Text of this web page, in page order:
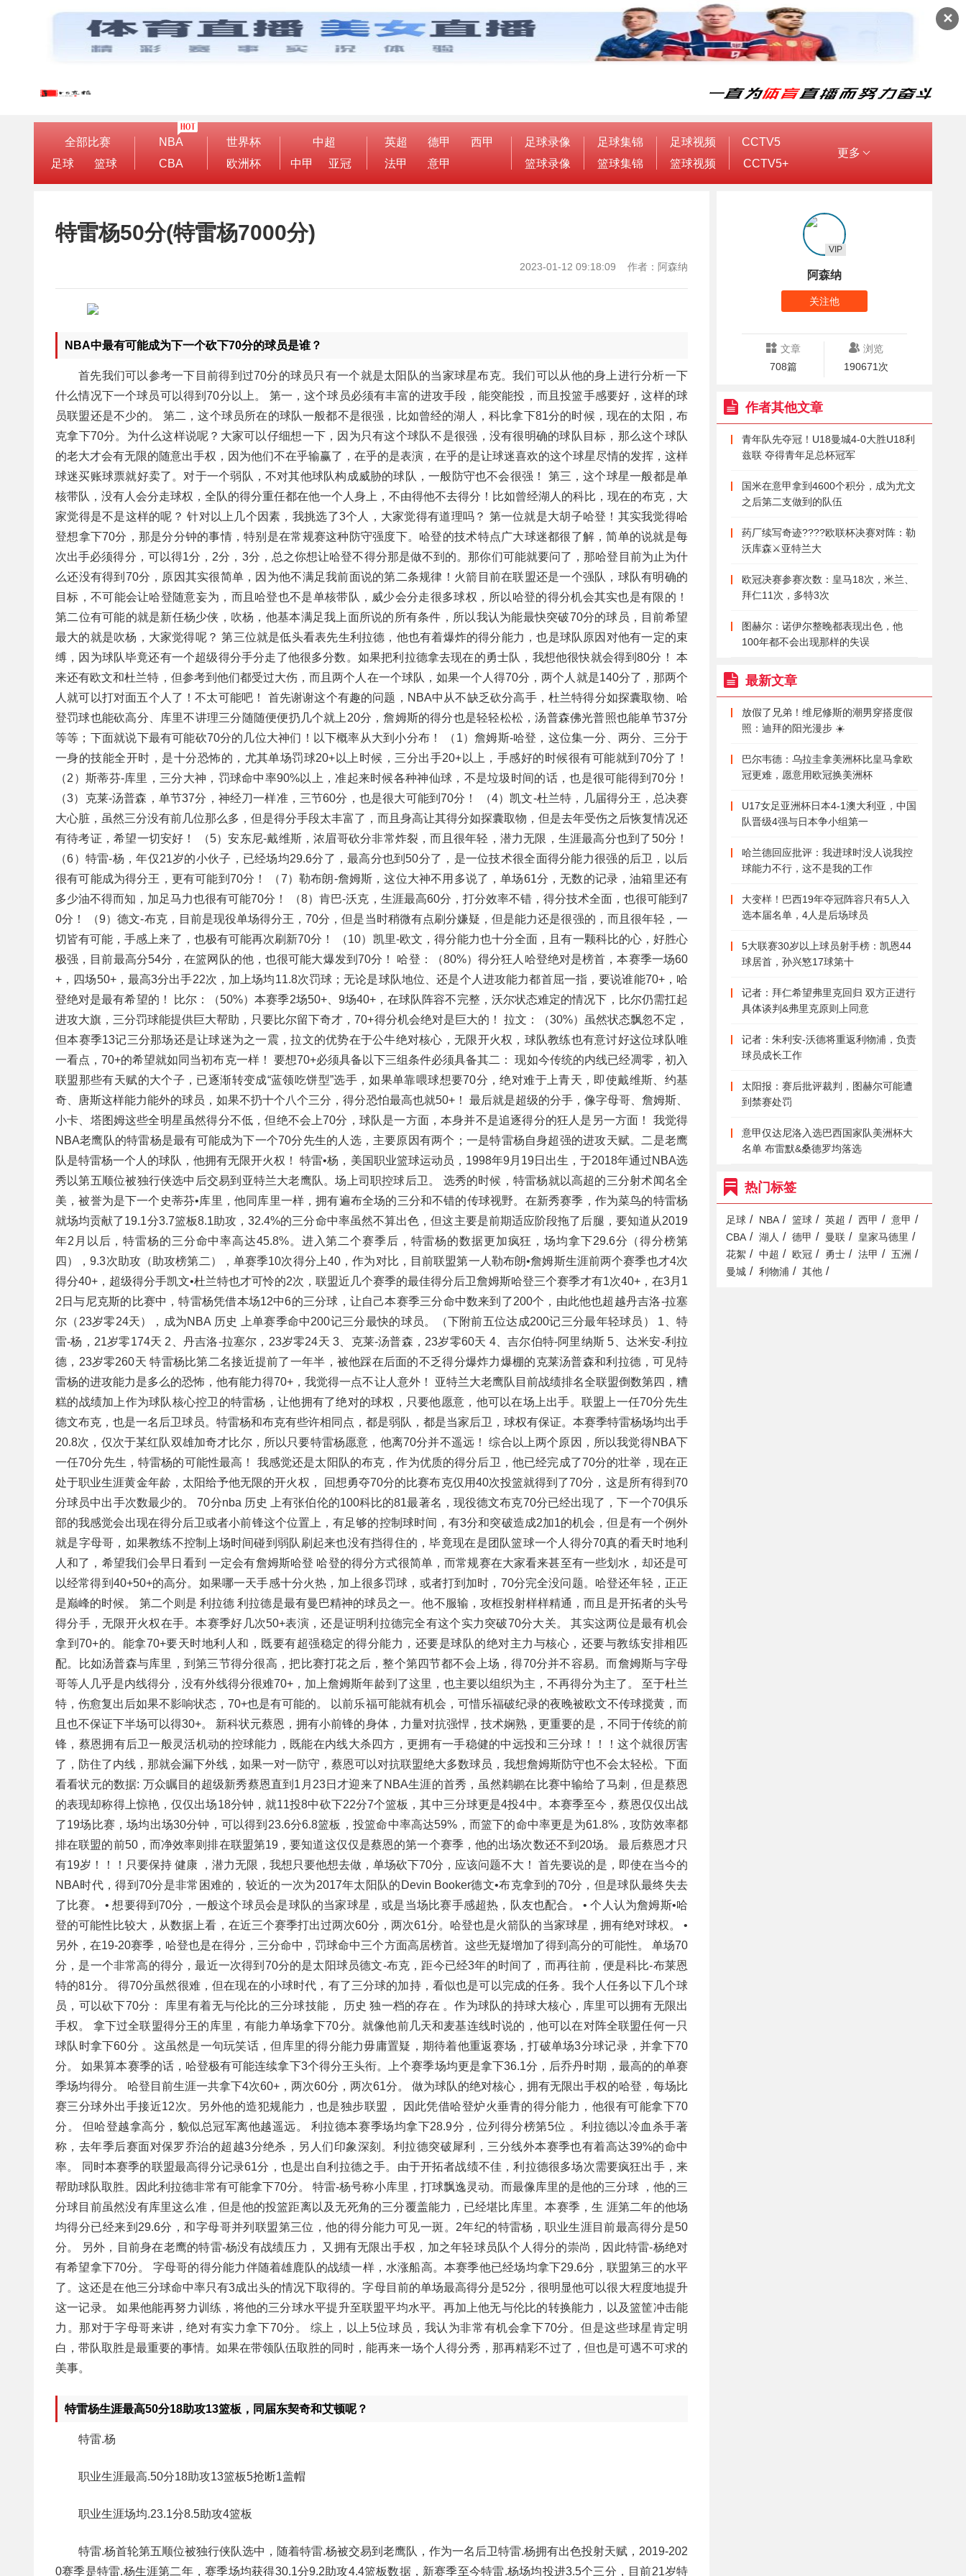
✕
全部比赛
足球
篮球
NBA
CBA
世界杯
欧洲杯
中超
中甲
亚冠
英超 德甲
西甲
法甲
意甲
足球录像
篮球录像
足球集锦
篮球集锦
足球视频
篮球视频
CCTV5
CCTV5+
更多
特雷杨50分(特雷杨7000分)
2023-01-12 09:18:09 作者：阿森纳
NBA中最有可能成为下一个砍下70分的球员是谁？
首先我们可以参考一下目前得到过70分的球员只有一个就是太阳队的当家球星布克。我们可以从他的身上进行分析一下
什么情况下一个球员可以得到70分以上。 第一，这个球员必须有丰富的进攻手段，能突能投，而且投篮手感要好，这样的球
员联盟还是不少的。 第二，这个球员所在的球队一般都不是很强，比如曾经的湖人，科比拿下81分的时候，现在的太阳，布
克拿下70分。为什么这样说呢？大家可以仔细想一下，因为只有这个球队不是很强，没有很明确的球队目标，那么这个球队
的老大才会有无限的随意出手权，因为他们不在乎输赢了，在乎的是表演，在乎的是让球迷喜欢的这个球星尽情的发挥，这样
球迷买账球票就好卖了。对于一个弱队，不对其他球队构成威胁的球队，一般防守也不会很强！ 第三，这个球星一般都是单
核带队，没有人会分走球权，全队的得分重任都在他一个人身上，不由得他不去得分！比如曾经湖人的科比，现在的布克，大
家觉得是不是这样的呢？ 针对以上几个因素，我挑选了3个人，大家觉得有道理吗？ 第一位就是大胡子哈登！其实我觉得哈
登想拿下70分，那是分分钟的事情，特别是在常规赛这种防守强度下。哈登的技术特点广大球迷都很了解，简单的说就是每
次出手必须得分，可以得1分，2分，3分，总之你想让哈登不得分那是做不到的。那你们可能就要问了，那哈登目前为止为什
么还没有得到70分，原因其实很简单，因为他不满足我前面说的第二条规律！火箭目前在联盟还是一个强队，球队有明确的
目标，不可能会让哈登随意妄为，而且哈登也不是单核带队，威少会分走很多球权，所以哈登的得分机会其实也是有限的！
第二位有可能的就是新任杨少侠，吹杨，他基本满足我上面所说的所有条件，所以我认为能最快突破70分的球员，目前希望
最大的就是吹杨，大家觉得呢？ 第三位就是低头看表先生利拉德，他也有着爆炸的得分能力，也是球队原因对他有一定的束
缚，因为球队毕竟还有一个超级得分手分走了他很多分数。如果把利拉德拿去现在的勇士队，我想他很快就会得到80分！ 本
来还有欧文和杜兰特，但参考到他们都受过大伤，而且两个人在一个球队，如果一个人得70分，两个人就是140分了，那两个
人就可以打对面五个人了！不太可能吧！ 首先谢谢这个有趣的问题，NBA中从不缺乏砍分高手，杜兰特得分如探囊取物、哈
登罚球也能砍高分、库里不讲理三分随随便便扔几个就上20分，詹姆斯的得分也是轻轻松松，汤普森佛光普照也能单节37分
等等；下面就说下最有可能砍70分的几位大神们！以下概率从大到小分布！ （1）詹姆斯-哈登，这位集一分、两分、三分于
一身的技能全开时，是十分恐怖的，尤其单场罚球20+以上时候，三分出手20+以上，手感好的时候很有可能就到70分了！
（2）斯蒂芬-库里，三分大神，罚球命中率90%以上，准起来时候各种神仙球，不是垃圾时间的话，也是很可能得到70分！
（3）克莱-汤普森，单节37分，神经刀一样准，三节60分，也是很大可能到70分！ （4）凯文-杜兰特，几届得分王，总决赛
大心脏，虽然三分没有前几位那么多，但是得分手段太丰富了，而且身高让其得分如探囊取物，但是去年受伤之后恢复情况还
有待考证，希望一切安好！ （5）安东尼-戴维斯，浓眉哥砍分非常炸裂，而且很年轻，潜力无限，生涯最高分也到了50分！
（6）特雷-杨，年仅21岁的小伙子，已经场均29.6分了，最高分也到50分了，是一位技术很全面得分能力很强的后卫，以后
很有可能成为得分王，更有可能到70分！ （7）勒布朗-詹姆斯，这位大神不用多说了，单场61分，无数的记录，油箱里还有
多少油不得而知，加足马力也很有可能70分！ （8）肯巴-沃克，生涯最高60分，打分效率不错，得分技术全面，也很可能到7
0分！ （9）德文-布克，目前是现役单场得分王，70分，但是当时稍微有点刷分嫌疑，但是能力还是很强的，而且很年轻，一
切皆有可能，手感上来了，也极有可能再次刷新70分！ （10）凯里-欧文，得分能力也十分全面，且有一颗科比的心，好胜心
极强，目前最高分54分，在篮网队的他，也很可能大爆发到70分！ 哈登：（80%）得分狂人哈登绝对是榜首，本赛季一场60
+，四场50+，最高3分出手22次，加上场均11.8次罚球；无论是球队地位、还是个人进攻能力都首屈一指，要说谁能70+，哈
登绝对是最有希望的！ 比尔：（50%）本赛季2场50+、9场40+，在球队阵容不完整，沃尔状态难定的情况下，比尔仍需扛起
进攻大旗，三分罚球能提供巨大帮助，只要比尔留下奇才，70+得分机会绝对是巨大的！ 拉文：（30%）虽然状态飘忽不定，
但本赛季13记三分那场还是让球迷为之一震，拉文的优势在于公牛绝对核心，无限开火权，球队教练也有意讨好这位球队唯
一看点，70+的希望就如同当初布克一样！ 要想70+必须具备以下三组条件必须具备其二： 现如今传统的内线已经凋零，初入
联盟那些有天赋的大个子，已逐渐转变成“蓝领吃饼型”选手，如果单靠喂球想要70分，绝对难于上青天，即使戴维斯、约基
奇、唐斯这样能力能外的球员，如果不扔十个八个三分，得分恐怕最高也就50+！ 最后就是超级的分手，像字母哥、詹姆斯、
小卡、塔图姆这些全明星虽然得分不低，但绝不会上70分，球队是一方面，本身并不是追逐得分的狂人是另一方面！ 我觉得
NBA老鹰队的特雷杨是最有可能成为下一个70分先生的人选，主要原因有两个；一是特雷杨自身超强的进攻天赋。二是老鹰
队是特雷杨一个人的球队，他拥有无限开火权！ 特雷•杨，美国职业篮球运动员，1998年9月19日出生，于2018年通过NBA选
秀以第五顺位被独行侠选中后交易到亚特兰大老鹰队。场上司职控球后卫。 选秀的时候，特雷杨就以高超的三分射术闻名全
美，被誉为是下一个史蒂芬•库里，他同库里一样，拥有遍布全场的三分和不错的传球视野。在新秀赛季，作为菜鸟的特雷杨
就场均贡献了19.1分3.7篮板8.1助攻，32.4%的三分命中率虽然不算出色，但这主要是前期适应阶段拖了后腿，要知道从2019
年2月以后，特雷杨的三分命中率高达45.8%。进入第二个赛季后，特雷杨的数据更加疯狂，场均拿下29.6分（得分榜第
四），9.3次助攻（助攻榜第二），单赛季10次得分上40，作为对比，目前联盟第一人勒布朗•詹姆斯生涯前两个赛季也才4次
得分40+，超级得分手凯文•杜兰特也才可怜的2次，联盟近几个赛季的最佳得分后卫詹姆斯哈登三个赛季才有1次40+，在3月1
2日与尼克斯的比赛中，特雷杨凭借本场12中6的三分球，让自己本赛季三分命中数来到了200个，由此他也超越丹吉洛-拉塞
尔（23岁零24天），成为NBA 历史 上单赛季命中200记三分最快的球员。（下附前五位达成200记三分最年轻球员） 1、特
雷-杨，21岁零174天 2、丹吉洛-拉塞尔，23岁零24天 3、克莱-汤普森，23岁零60天 4、吉尔伯特-阿里纳斯 5、达米安-利拉
德，23岁零260天 特雷杨比第二名接近提前了一年半，被他踩在后面的不乏得分爆炸力爆棚的克莱汤普森和利拉德，可见特
雷杨的进攻能力是多么的恐怖，他有能力得70+，我觉得一点不让人意外！ 亚特兰大老鹰队目前战绩排名全联盟倒数第四，糟
糕的战绩加上作为球队核心控卫的特雷杨，让他拥有了绝对的球权，只要他愿意，他可以在场上出手。联盟上一任70分先生
德文布克，也是一名后卫球员。特雷杨和布克有些许相同点，都是弱队，都是当家后卫，球权有保证。本赛季特雷杨场均出手
20.8次，仅次于某红队双雄加奇才比尔，所以只要特雷杨愿意，他离70分并不遥远！ 综合以上两个原因，所以我觉得NBA下
一任70分先生，特雷杨的可能性最高！ 我感觉还是太阳队的布克，作为优质的得分后卫，他已经完成了70分的壮举，现在正
处于职业生涯黄金年龄，太阳给予他无限的开火权， 回想勇夺70分的比赛布克仅用40次投篮就得到了70分，这是所有得到70
分球员中出手次数最少的。 70分nba 历史 上有张伯伦的100科比的81最著名，现役德文布克70分已经出现了，下一个70俱乐
部的我感觉会出现在得分后卫或者小前锋这个位置上，有足够的控制球时间，有3分和突破造成2加1的机会，但是有一个例外
就是字母哥，如果教练不控制上场时间碰到弱队刷起来也没有挡得住的，毕竟现在是团队篮球一个人得分70真的看天时地利
人和了，希望我们会早日看到 一定会有詹姆斯哈登 哈登的得分方式很简单，而常规赛在大家看来甚至有一些划水，却还是可
以经常得到40+50+的高分。如果哪一天手感十分火热，加上很多罚球，或者打到加时，70分完全没问题。哈登还年轻，正正
是巅峰的时候。 第二个则是 利拉德 利拉德是最有曼巴精神的球员之一。他不服输，攻框投射样样精通，而且是开拓者的头号
得分手，无限开火权在手。本赛季好几次50+表演，还是证明利拉德完全有这个实力突破70分大关。 其实这两位是最有机会
拿到70+的。能拿70+要天时地利人和，既要有超强稳定的得分能力，还要是球队的绝对主力与核心，还要与教练安排相匹
配。比如汤普森与库里，到第三节得分很高，把比赛打花之后，整个第四节都不会上场，得70分并不容易。而詹姆斯与字母
哥等人几乎是内线得分，没有外线得分很难70+，加上詹姆斯年龄到了这里，也主要以组织为主，不再得分为主了。 至于杜兰
特，伤愈复出后如果不影响状态，70+也是有可能的。 以前乐福可能就有机会，可惜乐福破纪录的夜晚被欧文不传球搅黄，而
且也不保证下半场可以得30+。 新科状元蔡恩，拥有小前锋的身体，力量对抗强悍，技术娴熟，更重要的是，不同于传统的前
锋，蔡恩拥有后卫一般灵活机动的控球能力，既能在内线大杀四方，更拥有一手稳健的中远投和三分球！！！这个就很厉害
了，防住了内线，那就会漏下外线，如果一对一防守，蔡恩可以对抗联盟绝大多数球员，我想詹姆斯防守也不会太轻松。下面
看看状元的数据: 万众瞩目的超级新秀蔡恩直到1月23日才迎来了NBA生涯的首秀，虽然鹈鹕在比赛中输给了马刺，但是蔡恩
的表现却称得上惊艳，仅仅出场18分钟，就11投8中砍下22分7个篮板，其中三分球更是4投4中。本赛季至今，蔡恩仅仅出战
了19场比赛，场均出场30分钟，可以得到23.6分6.8篮板，投篮命中率高达59%，而篮下的命中率更是为61.8%，攻防效率都
排在联盟的前50，而净效率则排在联盟第19，要知道这仅仅是蔡恩的第一个赛季，他的出场次数还不到20场。 最后蔡恩才只
有19岁！！！只要保持 健康 ，潜力无限，我想只要他想去做，单场砍下70分，应该问题不大！ 首先要说的是，即使在当今的
NBA时代，得到70分是非常困难的，较近的一次为2017年太阳队的Devin Booker德文•布克拿到的70分，但是球队最终失去
了比赛。 • 想要得到70分，一般这个球员会是球队的当家球星，或是当场比赛手感超热，队友也配合。 • 个人认为詹姆斯•哈
登的可能性比较大，从数据上看，在近三个赛季打出过两次60分，两次61分。哈登也是火箭队的当家球星，拥有绝对球权。 •
另外，在19-20赛季，哈登也是在得分，三分命中，罚球命中三个方面高居榜首。这些无疑增加了得到高分的可能性。 单场70
分，是一个非常高的得分，最近一次得到70分的是太阳球员德文-布克，距今已经3年的时间了，而再往前，便是科比-布莱恩
特的81分。 得70分虽然很难，但在现在的小球时代，有了三分球的加持，看似也是可以完成的任务。我个人任务以下几个球
员，可以砍下70分： 库里有着无与伦比的三分球技能， 历史 独一档的存在 。作为球队的持球大核心，库里可以拥有无限出
手权。 拿下过全联盟得分王的库里，有能力单场拿下70分。就像他前几天和麦基连线时说的，他可以在对阵全联盟任何一只
球队时拿下60分 。这虽然是一句玩笑话，但库里的得分能力毋庸置疑，期待着他重返赛场，打破单场3分球记录，并拿下70
分。 如果算本赛季的话，哈登极有可能连续拿下3个得分王头衔。上个赛季场均更是拿下36.1分，后乔丹时期，最高的的单赛
季场均得分。 哈登目前生涯一共拿下4次60+，两次60分，两次61分。 做为球队的绝对核心，拥有无限出手权的哈登，每场比
赛三分球外出手接近12次。另外他的造犯规能力，也是独步联盟， 因此凭借哈登炉火垂青的得分能力，他很有可能拿下70
分。 但哈登越拿高分，貌似总冠军离他越遥远。 利拉德本赛季场均拿下28.9分，位列得分榜第5位 。利拉德以冷血杀手著
称，去年季后赛面对保罗乔治的超越3分绝杀，另人们印象深刻。利拉德突破犀利，三分线外本赛季也有着高达39%的命中
率。 同时本赛季的联盟最高得分记录61分，也是出自利拉德之手。由于开拓者战绩不佳，利拉德很多场次需要疯狂出手，来
帮助球队取胜。因此利拉德非常有可能拿下70分。 特雷-杨号称小库里，打球飘逸灵动。而最像库里的是他的三分球 ，他的三
分球目前虽然没有库里这么准，但是他的投篮距离以及无死角的三分覆盖能力，已经堪比库里。本赛季，生 涯第二年的他场
均得分已经来到29.6分，和字母哥并列联盟第三位，他的得分能力可见一斑。2年纪的特雷杨，职业生涯目前最高得分是50
分。 另外，目前身在老鹰的特雷-杨没有战绩压力， 又拥有无限出手权，加之年轻球员队个人得分的崇尚，因此特雷-杨绝对
有希望拿下70分。 字母哥的得分能力伴随着雄鹿队的战绩一样，水涨船高。本赛季他已经场均拿下29.6分，联盟第三的水平
了。这还是在他三分球命中率只有3成出头的情况下取得的。字母目前的单场最高得分是52分，很明显他可以很大程度地提升
这一记录。 如果他能再努力训练，将他的三分球水平提升至联盟平均水平。再加上他无与伦比的转换能力，以及篮筐冲击能
力。那对于字母哥来讲，绝对有实力拿下70分。 综上，以上5位球员，我认为非常有机会拿下70分。但是这些球星肯定明
白，带队取胜是最重要的事情。如果在带领队伍取胜的同时，能再来一场个人得分秀，那再精彩不过了，但也是可遇不可求的
美事。
特雷杨生涯最高50分18助攻13篮板，同届东契奇和艾顿呢？
特雷.杨
职业生涯最高.50分18助攻13篮板5抢断1盖帽
职业生涯场均.23.1分8.5助攻4篮板
特雷.杨首轮第五顺位被独行侠队选中，随着特雷.杨被交易到老鹰队，作为一名后卫特雷.杨拥有出色投射天赋，2019-202
0赛季是特雷.杨生涯第二年，赛季场均获得30.1分9.2助攻4.4篮板数据，新赛季至今特雷.杨场均投进3.5个三分，目前21岁特
阿森纳
VIP
关注他
文章
708篇
浏览
190671次
作者其他文章
青年队先夺冠！U18曼城4-0大胜U18利
兹联 夺得青年足总杯冠军
国米在意甲拿到4600个积分，成为尤文
之后第二支做到的队伍
药厂续写奇迹????欧联杯决赛对阵：勒
沃库森⚔️亚特兰大
欧冠决赛参赛次数：皇马18次，米兰、
拜仁11次，多特3次
图赫尔：诺伊尔整晚都表现出色，他
100年都不会出现那样的失误
最新文章
放假了兄弟！维尼修斯的潮男穿搭度假
照：迪拜的阳光漫步 ☀️
巴尔韦德：乌拉圭拿美洲杯比皇马拿欧
冠更难，愿意用欧冠换美洲杯
U17女足亚洲杯日本4-1澳大利亚，中国
队晋级4强与日本争小组第一
哈兰德回应批评：我进球时没人说我控
球能力不行，这不是我的工作
大变样！巴西19年夺冠阵容只有5人入
选本届名单，4人是后场球员
5大联赛30岁以上球员射手榜：凯恩44
球居首，孙兴慜17球第十
记者：拜仁希望弗里克回归 双方正进行
具体谈判&弗里克原则上同意
记者：朱利安-沃德将重返利物浦，负责
球员成长工作
太阳报：赛后批评裁判，图赫尔可能遭
到禁赛处罚
意甲仅达尼洛入选巴西国家队美洲杯大
名单 布雷默&桑德罗均落选
热门标签
足球 / NBA / 篮球 / 英超 / 西甲 / 意甲 /
CBA / 湖人 / 德甲 / 曼联 / 皇家马德里 /
花絮 / 中超 / 欧冠 / 勇士 / 法甲 / 五洲 /
曼城 / 利物浦 / 其他 /